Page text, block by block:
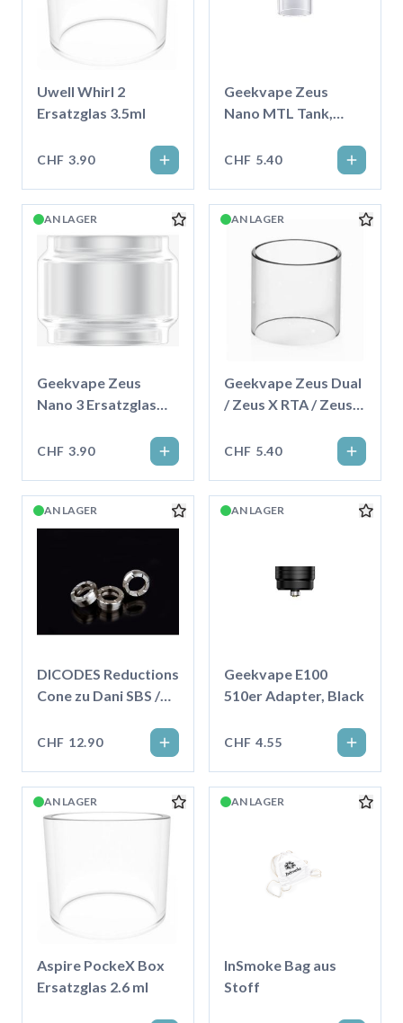
Uwell Whirl 2
Ersatzglas 3.5ml
CHF 3.90
Geekvape Zeus
Nano MTL Tank,
CHF 5.40
AN LAGER
Geekvape Zeus
Nano 3 Ersatzglas
CHF 3.90
AN LAGER
Geekvape Zeus Dual
/ Zeus X RTA / Zeus
4.0ml
CHF 5.40
AN LAGER
DICODES Reductions
Cone zu Dani SBS /
CHF 12.90
AN LAGER
Geekvape E100
510er Adapter, Black
CHF 4.55
AN LAGER
Aspire PockeX Box
Ersatzglas 2.6 ml
AN LAGER
InSmoke Bag aus
Stoff